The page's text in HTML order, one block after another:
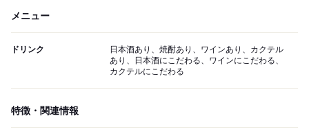
メニュー
ドリンク
日本酒あり、焼酎あり、ワインあり、カクテル
あり、日本酒にこだわる、ワインにこだわる、
カクテルにこだわる
特徴・関連情報